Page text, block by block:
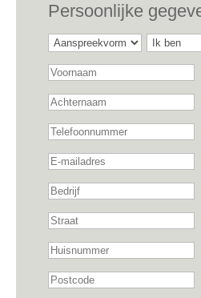
Persoonlijke